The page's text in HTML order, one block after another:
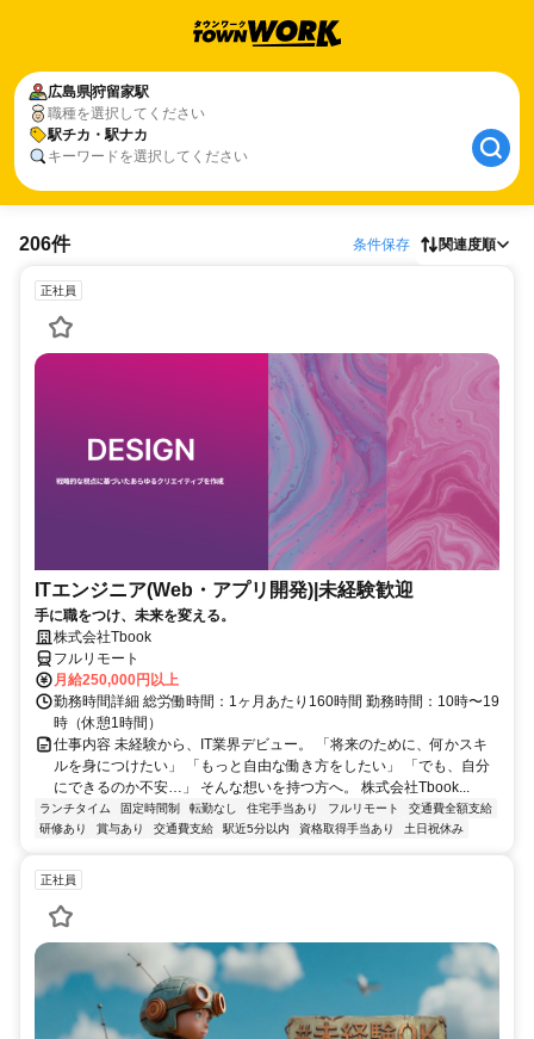
広島県狩留家駅
職種を選択してください
駅チカ・駅ナカ
キーワードを選択してください
206件 条件保存 関連度順
正社員
ITエンジニア(Web・アプリ開発)|未経験歓迎
手に職をつけ、未来を変える。
株式会社Tbook
フルリモート
月給250,000円以上
勤務時間詳細 総労働時間：1ヶ月あたり160時間 勤務時間：10時〜19
時（休憩1時間）
仕事内容 未経験から、IT業界デビュー。 「将来のために、何かスキ
ルを身につけたい」 「もっと自由な働き方をしたい」 「でも、自分
にできるのか不安…」 そんな想いを持つ方へ。 株式会社Tbook...
ランチタイム 固定時間制 転勤なし 住宅手当あり フルリモート
交通費全額支給
研修あり
賞与あり 交通費支給 駅近5分以内 資格取得手当あり 土日祝休み
正社員